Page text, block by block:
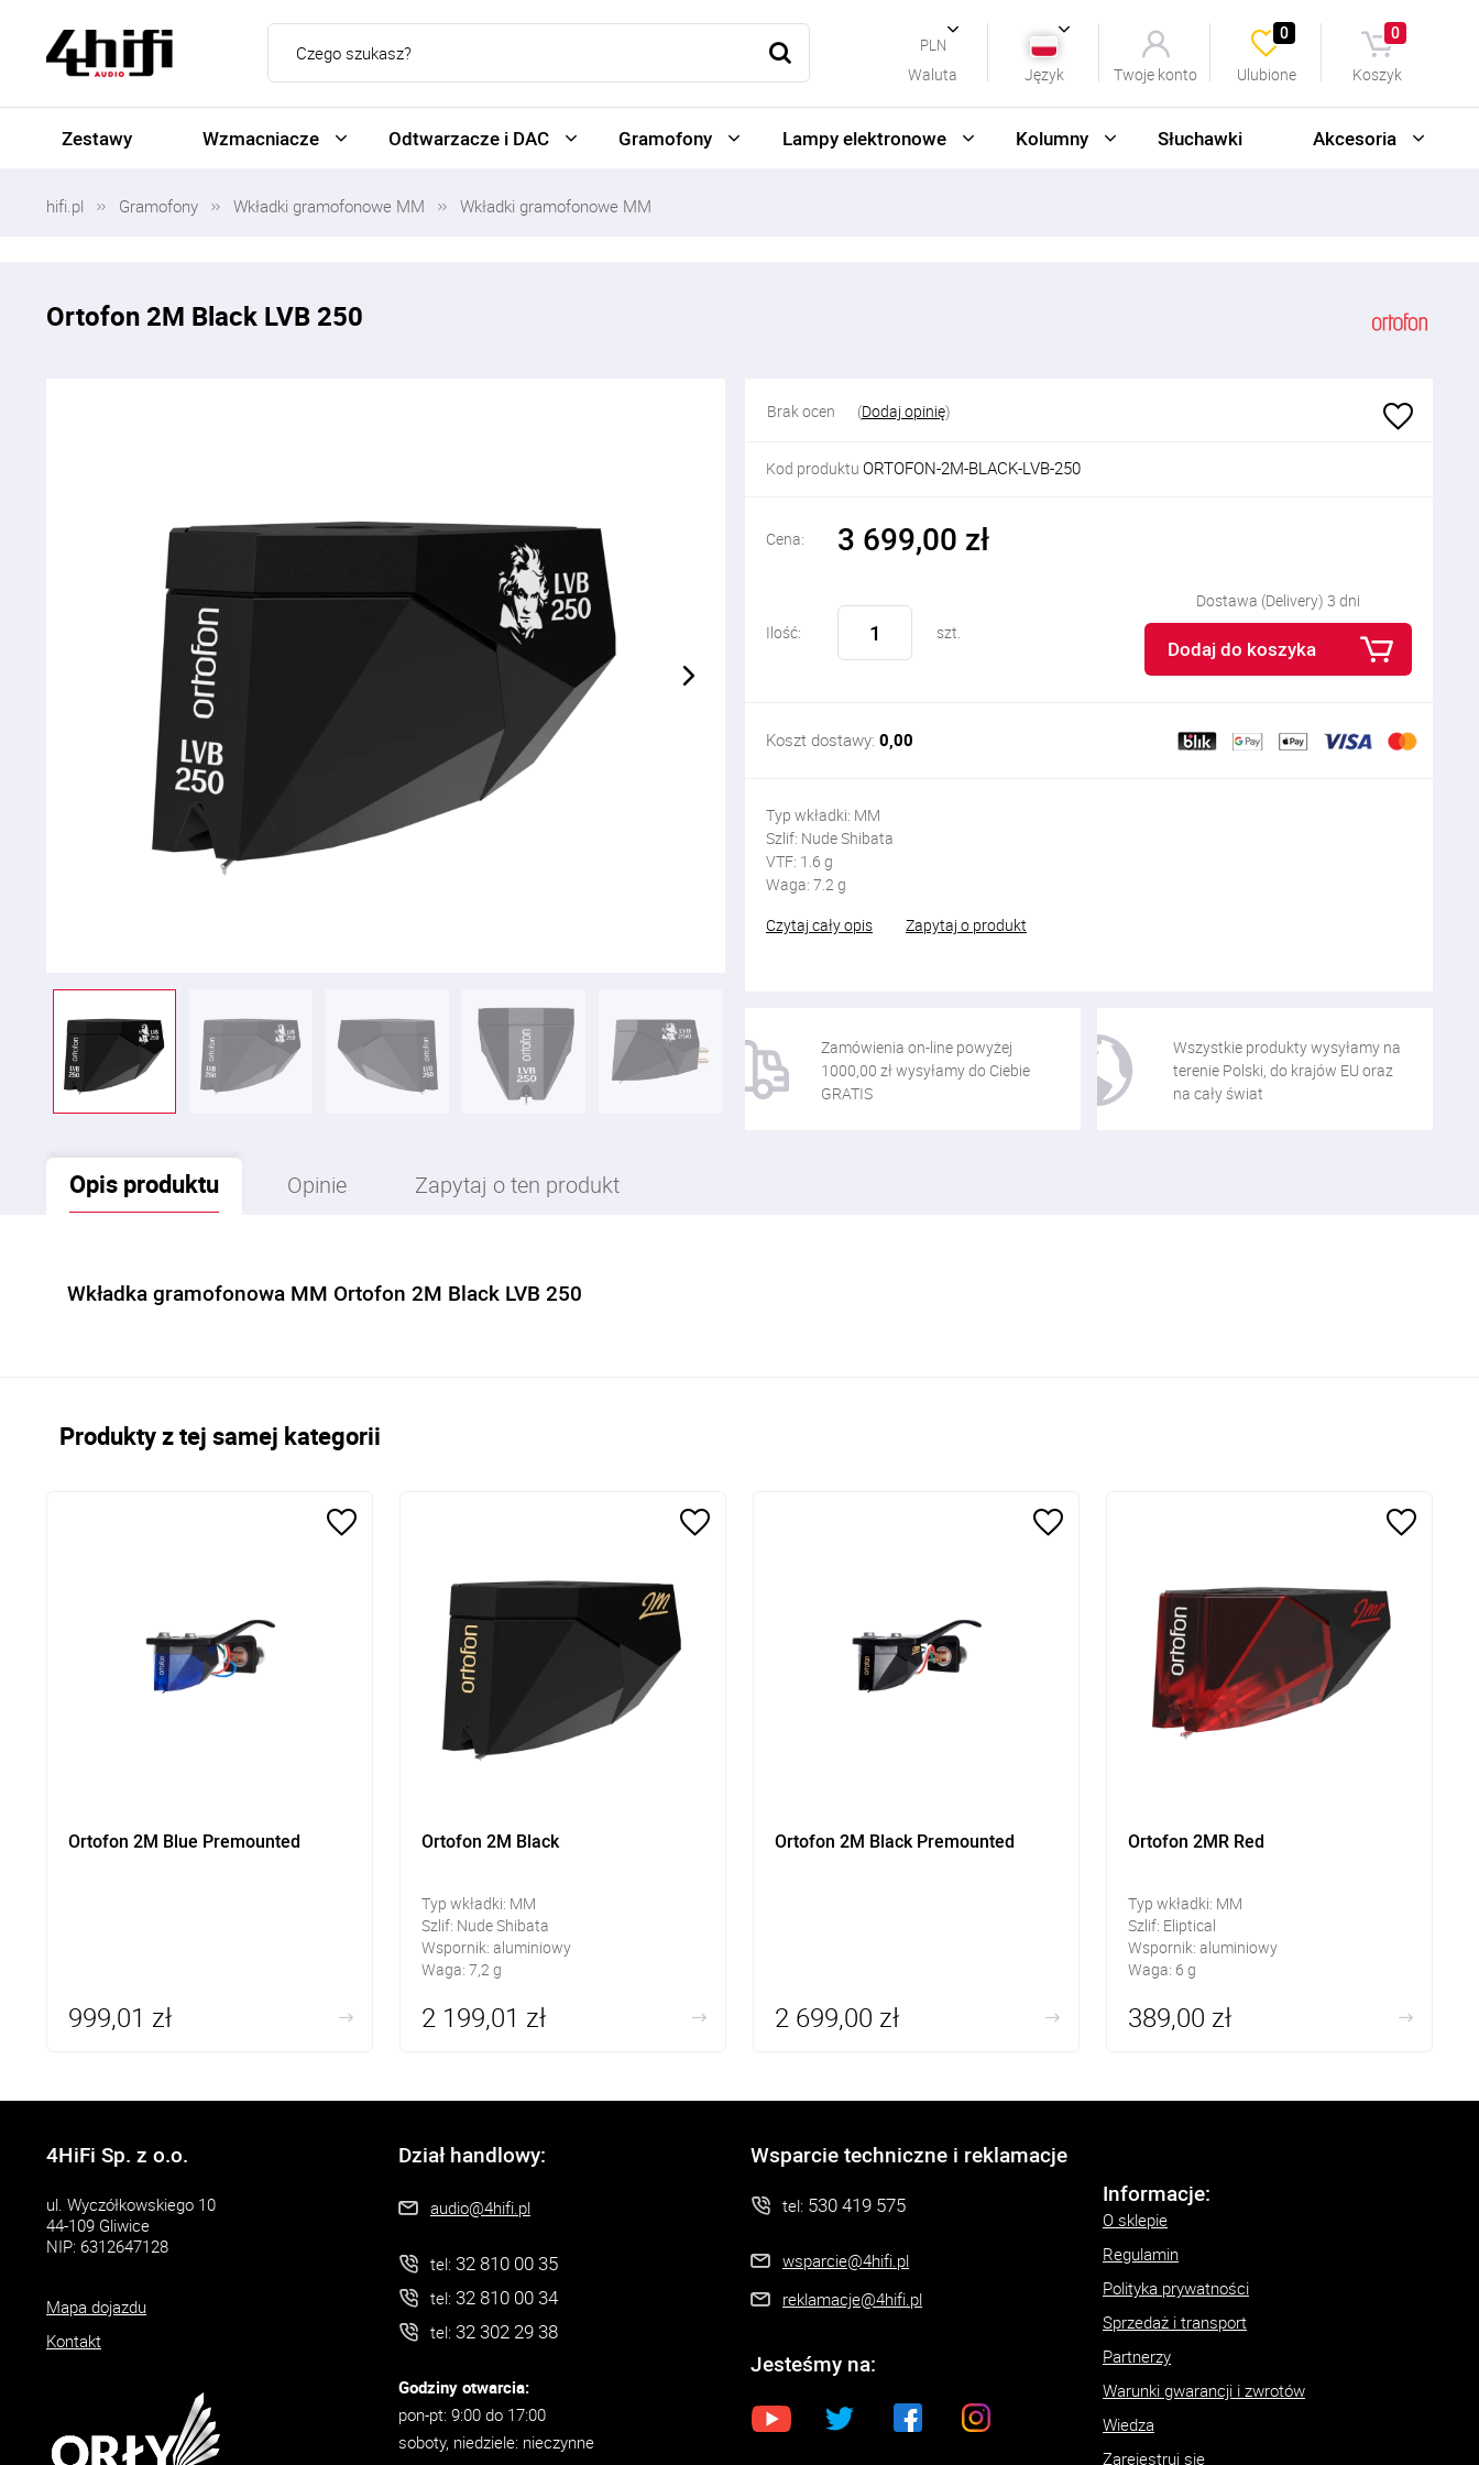
Waluta
PLN
Język Twoje konto Ulubione
0
Koszyk
0
Zestawy Wzmacniacze Odtwarzacze i DAC Gramofony Lampy elektronowe Kolumny Słuchawki Akcesoria
hifi.pl Gramofony Wkładki gramofonowe MM Wkładki gramofonowe MM
Ortofon 2M Black LVB 250
Brak ocen (Dodaj opinię)
Kod produktu ORTOFON-2M-BLACK-LVB-250
Cena: 3 699,00 zł
Ilość: szt.
Dostawa (Delivery) 3 dni
Dodaj do koszyka
Koszt dostawy: 0,00
Typ wkładki: MM
Szlif: Nude Shibata
VTF: 1.6 g
Waga: 7.2 g
Czytaj cały opis
Zapytaj o produkt
Zamówienia on-line powyżej
1000,00 zł wysyłamy do Ciebie
GRATIS
Wszystkie produkty wysyłamy na
terenie Polski, do krajów EU oraz
na cały świat
Opis produktu Opinie Zapytaj o ten produkt
Wkładka gramofonowa MM Ortofon 2M Black LVB 250
Produkty z tej samej kategorii
Ortofon 2M Blue Premounted
999,01 zł
Ortofon 2M Black
Typ wkładki: MM
Szlif: Nude Shibata
Wspornik: aluminiowy
Waga: 7,2 g
2 199,01 zł
Ortofon 2M Black Premounted
2 699,00 zł
Ortofon 2MR Red
Typ wkładki: MM
Szlif: Eliptical
Wspornik: aluminiowy
Waga: 6 g
389,00 zł
4HiFi Sp. z o.o.
ul. Wyczółkowskiego 10
44-109 Gliwice
NIP: 6312647128
Mapa dojazdu
Kontakt
Dział handlowy:
audio@4hifi.pl
tel: 32 810 00 35
tel: 32 810 00 34
tel: 32 302 29 38
Godziny otwarcia:
pon-pt: 9:00 do 17:00
soboty, niedziele: nieczynne
Wsparcie techniczne i reklamacje
tel: 530 419 575
wsparcie@4hifi.pl
reklamacje@4hifi.pl
Jesteśmy na:
Informacje:
O sklepie
Regulamin
Polityka prywatności
Sprzedaż i transport
Partnerzy
Warunki gwarancji i zwrotów
Wiedza
Zarejestruj się